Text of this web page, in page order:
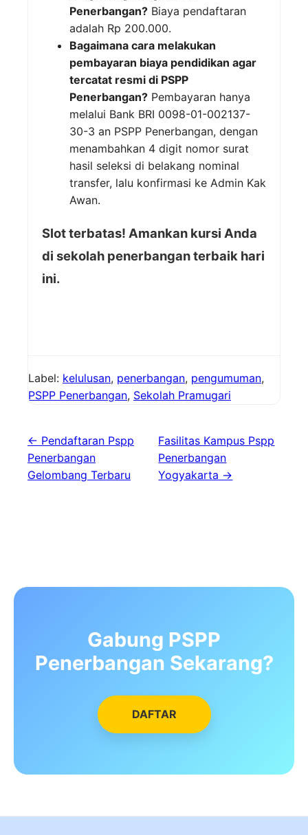
Penerbangan? Biaya pendaftaran
adalah Rp 200.000.
Bagaimana cara melakukan
pembayaran biaya pendidikan agar
tercatat resmi di PSPP
Penerbangan? Pembayaran hanya
melalui Bank BRI 0098-01-002137-
30-3 an PSPP Penerbangan, dengan
menambahkan 4 digit nomor surat
hasil seleksi di belakang nominal
transfer, lalu konfirmasi ke Admin Kak
Awan.
Slot terbatas! Amankan kursi Anda
di sekolah penerbangan terbaik hari
ini.
Label: kelulusan, penerbangan, pengumuman,
PSPP Penerbangan, Sekolah Pramugari
← Pendaftaran Pspp
Penerbangan
Gelombang Terbaru
Fasilitas Kampus Pspp
Penerbangan
Yogyakarta →
Gabung PSPP
Penerbangan Sekarang?
DAFTAR